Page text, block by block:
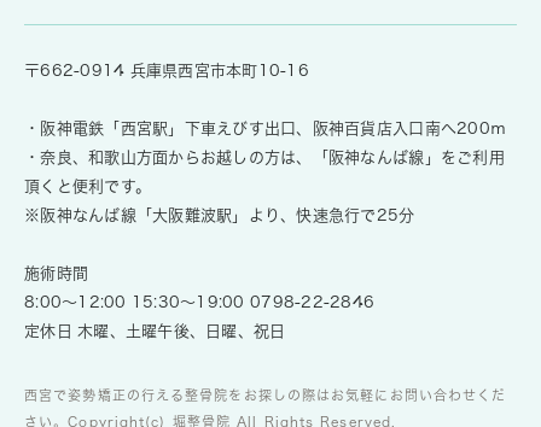
〒662-0914 兵庫県西宮市本町10-16
・阪神電鉄「西宮駅」下車えびす出口、阪神百貨店入口南へ200ｍ
・奈良、和歌山方面からお越しの方は、「阪神なんば線」をご利用
頂くと便利です。
※阪神なんば線「大阪難波駅」より、快速急行で25分
施術時間
8:00～12:00 15:30～19:00 0798-22-2846
定休日 木曜、土曜午後、日曜、祝日
西宮で姿勢矯正の行える整骨院をお探しの際はお気軽にお問い合わせくだ
さい。Copyright(c) 堀整骨院 All Rights Reserved.